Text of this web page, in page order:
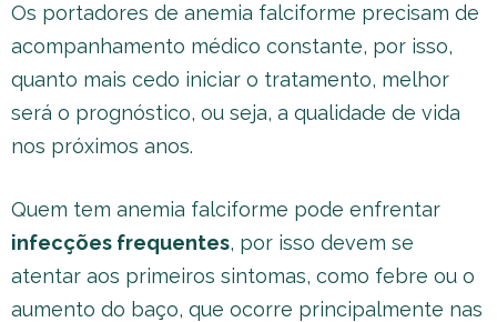
Os portadores de anemia falciforme precisam de
acompanhamento médico constante, por isso,
quanto mais cedo iniciar o tratamento, melhor
será o prognóstico, ou seja, a qualidade de vida
nos próximos anos.
Quem tem anemia falciforme pode enfrentar
infecções frequentes, por isso devem se
atentar aos primeiros sintomas, como febre ou o
aumento do baço, que ocorre principalmente nas